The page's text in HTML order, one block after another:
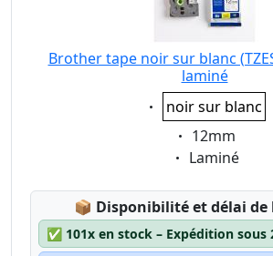
Brother tape noir sur blanc
laminé
Eigenschaft:
noir sur blanc
Eigenschaft:
12mm
Eigenschaft:
Laminé
📦 Lagerstatus:
Disponibilité et délai
✅ 101x en stock – Expédition sous